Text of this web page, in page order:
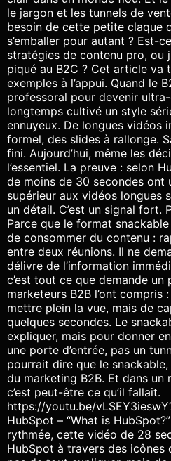
le jargon et les tunnels de
besoin de cette petite claque
s’emballer pour autant ? Est-
stratégies de contenu pro, ou
piqué au B2C ? Cet article va
exemples à l’appui. Quand le
professoral pour devenir
longtemps cultivé un style
ennuyeux. De longues vidéos
formel, des slides à rallonge.
fini. Aujourd’hui, même les
l’essentiel. La preuve : selon
de moins de 30 secondes
supérieur aux vidéos longues
un détail. C’est un signal fort.
Parce que le format
de consommer du contenu :
entre deux réunions. Il ne
délivre de l’information
c’est tout ce que demande un
marketeurs B2B l’ont compris :
mettre plein la vue, mais de
quelques secondes. Le
expliquer, mais pour donner
une porte d’entrée, pas un
pourrait dire que le snackable,
du marketing B2B. Et dans un
c’est peut-être ce qu’il fallait.
https://youtu.be/
HubSpot – “What is
rythmée, cette vidéo de 28
HubSpot à travers des icônes